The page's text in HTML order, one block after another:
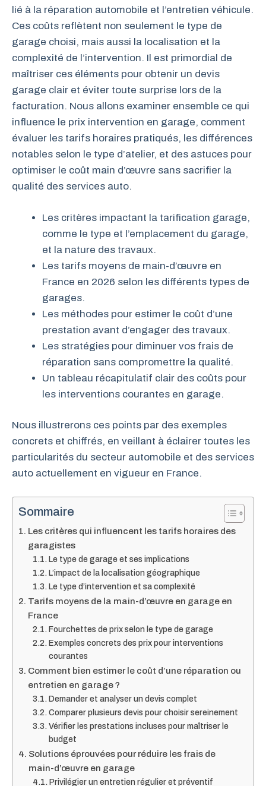
lié à la réparation automobile et l’entretien véhicule.
Ces coûts reflètent non seulement le type de
garage choisi, mais aussi la localisation et la
complexité de l’intervention. Il est primordial de
maîtriser ces éléments pour obtenir un devis
garage clair et éviter toute surprise lors de la
facturation. Nous allons examiner ensemble ce qui
influence le prix intervention en garage, comment
évaluer les tarifs horaires pratiqués, les différences
notables selon le type d’atelier, et des astuces pour
optimiser le coût main d’œuvre sans sacrifier la
qualité des services auto.
Les critères impactant la tarification garage,
comme le type et l’emplacement du garage,
et la nature des travaux.
Les tarifs moyens de main-d’œuvre en
France en 2026 selon les différents types de
garages.
Les méthodes pour estimer le coût d’une
prestation avant d’engager des travaux.
Les stratégies pour diminuer vos frais de
réparation sans compromettre la qualité.
Un tableau récapitulatif clair des coûts pour
les interventions courantes en garage.
Nous illustrerons ces points par des exemples
concrets et chiffrés, en veillant à éclairer toutes les
particularités du secteur automobile et des services
auto actuellement en vigueur en France.
Sommaire
Les critères qui influencent les tarifs horaires des
garagistes
Le type de garage et ses implications
L’impact de la localisation géographique
Le type d’intervention et sa complexité
Tarifs moyens de la main-d’œuvre en garage en
France
Fourchettes de prix selon le type de garage
Exemples concrets des prix pour interventions
courantes
Comment bien estimer le coût d’une réparation ou
entretien en garage ?
Demander et analyser un devis complet
Comparer plusieurs devis pour choisir sereinement
Vérifier les prestations incluses pour maîtriser le
budget
Solutions éprouvées pour réduire les frais de
main-d’œuvre en garage
Privilégier un entretien régulier et préventif